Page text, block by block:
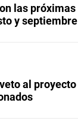
las próximas
y septiembre
al proyecto